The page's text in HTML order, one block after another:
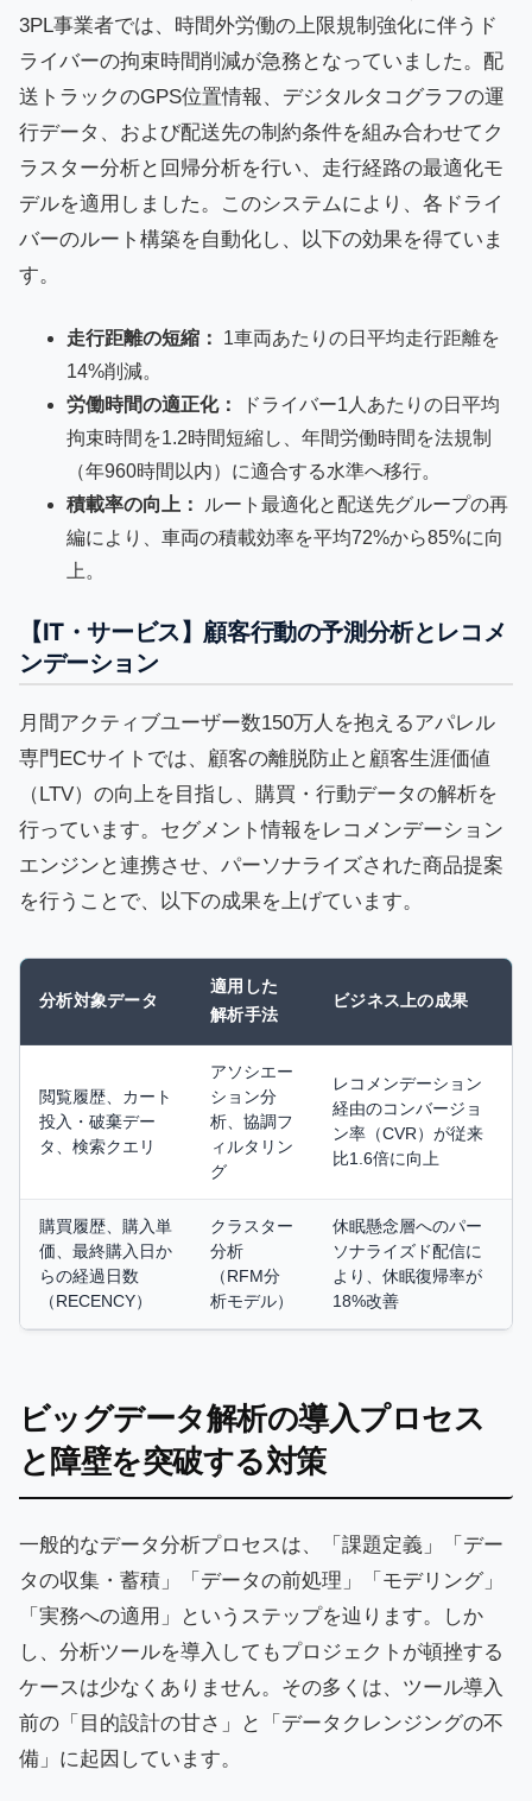
3PL事業者では、時間外労働の上限規制強化に伴うド
ライバーの拘束時間削減が急務となっていました。配
送トラックのGPS位置情報、デジタルタコグラフの運
行データ、および配送先の制約条件を組み合わせてク
ラスター分析と回帰分析を行い、走行経路の最適化モ
デルを適用しました。このシステムにより、各ドライ
バーのルート構築を自動化し、以下の効果を得ていま
す。
走行距離の短縮：
1車両あたりの日平均走行距離を
14%削減。
労働時間の適正化：
ドライバー1人あたりの日平均
拘束時間を1.2時間短縮し、年間労働時間を法規制
（年960時間以内）に適合する水準へ移行。
積載率の向上：
ルート最適化と配送先グループの再
編により、車両の積載効率を平均72%から85%に向
上。
【IT・サービス】顧客行動の予測分析とレコメ
ンデーション
月間アクティブユーザー数150万人を抱えるアパレル
専門ECサイトでは、顧客の離脱防止と顧客生涯価値
（LTV）の向上を目指し、購買・行動データの解析を
行っています。セグメント情報をレコメンデーション
エンジンと連携させ、パーソナライズされた商品提案
を行うことで、以下の成果を上げています。
分析対象データ
適用した
解析手法
ビジネス上の成果
閲覧履歴、カート
投入・破棄デー
タ、検索クエリ
アソシエー
ション分
析、協調フ
ィルタリン
グ
レコメンデーション
経由のコンバージョ
ン率（CVR）が従来
比1.6倍に向上
購買履歴、購入単
価、最終購入日か
らの経過日数
（RECENCY）
クラスター
分析
（RFM分
析モデル）
休眠懸念層へのパー
ソナライズド配信に
より、休眠復帰率が
18%改善
ビッグデータ解析の導入プロセス
と障壁を突破する対策
一般的なデータ分析プロセスは、「課題定義」「デー
タの収集・蓄積」「データの前処理」「モデリング」
「実務への適用」というステップを辿ります。しか
し、分析ツールを導入してもプロジェクトが頓挫する
ケースは少なくありません。その多くは、ツール導入
前の「目的設計の甘さ」と「データクレンジングの不
備」に起因しています。